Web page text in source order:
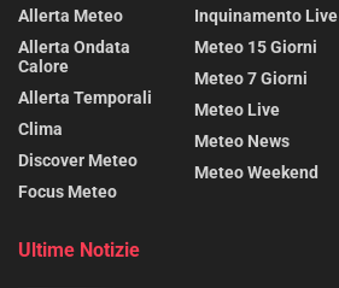
Allerta Meteo
Allerta Ondata
Calore
Allerta Temporali
Clima
Discover Meteo
Focus Meteo
Inquinamento Live
Meteo 15 Giorni
Meteo 7 Giorni
Meteo Live
Meteo News
Meteo Weekend
Ultime Notizie